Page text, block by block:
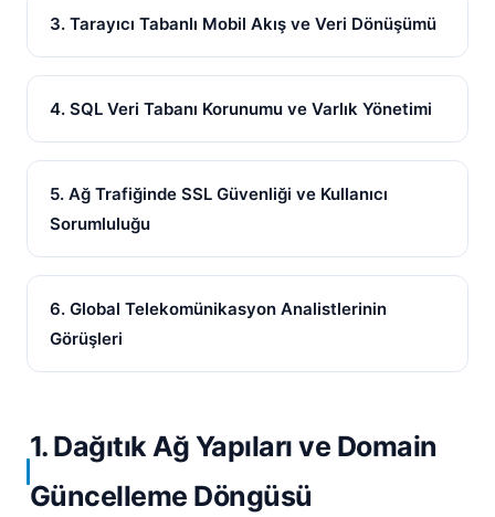
3. Tarayıcı Tabanlı Mobil Akış ve Veri Dönüşümü
4. SQL Veri Tabanı Korunumu ve Varlık Yönetimi
5. Ağ Trafiğinde SSL Güvenliği ve Kullanıcı
Sorumluluğu
6. Global Telekomünikasyon Analistlerinin
Görüşleri
1. Dağıtık Ağ Yapıları ve Domain
Güncelleme Döngüsü